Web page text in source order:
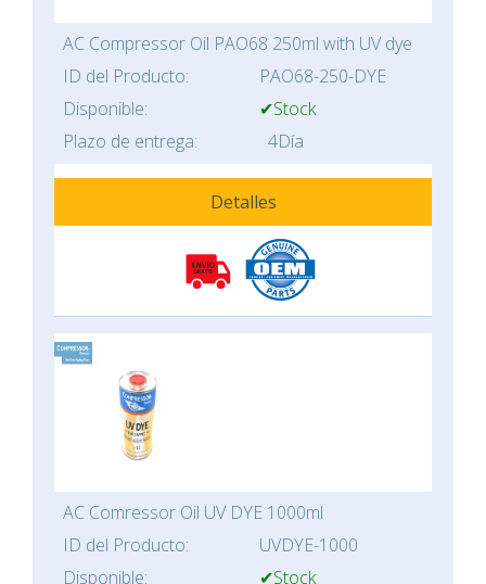
AC Compressor Oil PAO68 250ml with UV dye
ID del Producto:
PAO68-250-DYE
Disponible:
✔Stock
Plazo de entrega:
4Día
Detalles
AC Comressor Oil UV DYE 1000ml
ID del Producto:
UVDYE-1000
Disponible:
✔Stock